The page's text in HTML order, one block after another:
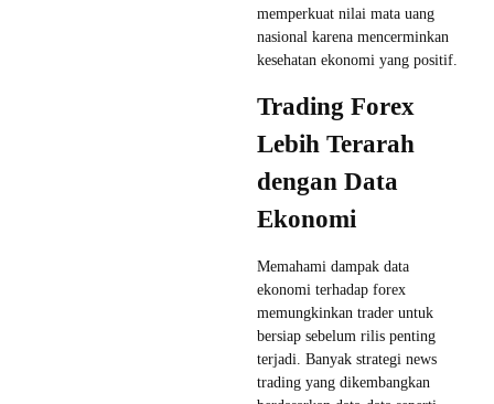
memperkuat nilai mata uang
nasional karena mencerminkan
kesehatan ekonomi yang positif.
Trading Forex
Lebih Terarah
dengan Data
Ekonomi
Memahami dampak data
ekonomi terhadap forex
memungkinkan trader untuk
bersiap sebelum rilis penting
terjadi. Banyak strategi news
trading yang dikembangkan